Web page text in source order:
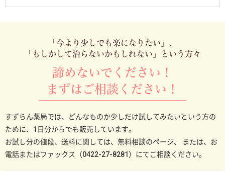
「今より少しでも楽になりたい」、
「もしかして治らないかもしれない」という方々
諦めないでください！
まずはご相談ください！
すずらん薬局では、どんなものか少しだけ試してみたいという方の
ために、1日分からでも販売しています。
お試し分の値段、送料に関しては、無料相談のページ、
または、お
電話またはファックス（0422-27-8281）にてご相談ください。